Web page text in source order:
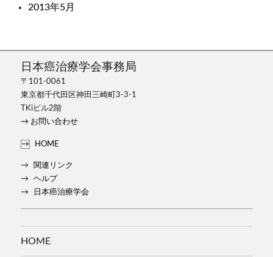
2013年5月
日本癌治療学会事務局
〒101-0061
東京都千代田区神田三崎町3-3-1
TKiビル2階
→ お問い合わせ
HOME
関連リンク
ヘルプ
日本癌治療学会
HOME